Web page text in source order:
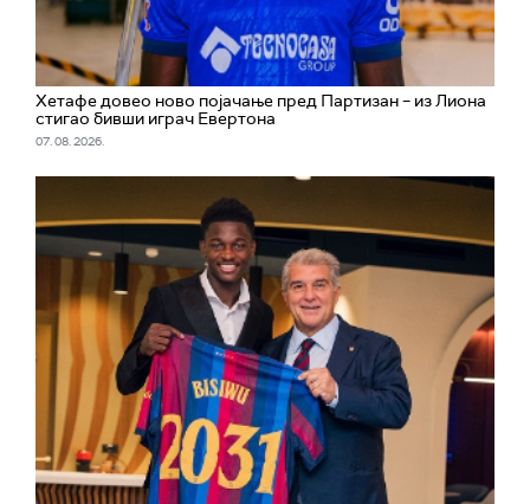
Хетафе довео ново појачање пред Партизан – из Лиона
стигао бивши играч Евертона
07. 08. 2026.